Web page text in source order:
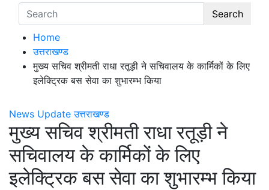
Search
Home
उत्तराखण्ड
मुख्य सचिव श्रीमती राधा रतूड़ी ने सचिवालय के कार्मिकों के लिए
इलेक्ट्रिक बस सेवा का शुभारम्भ किया
News Update उत्तराखण्ड
मुख्य सचिव श्रीमती राधा रतूड़ी ने
सचिवालय के कार्मिकों के लिए
इलेक्ट्रिक बस सेवा का शुभारम्भ किया